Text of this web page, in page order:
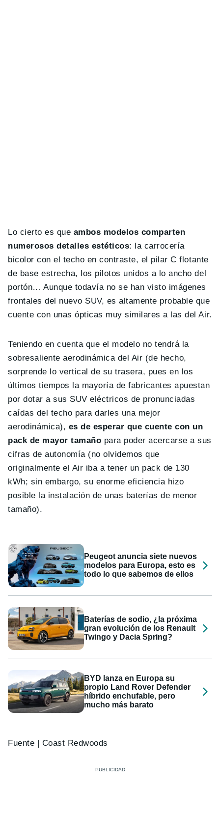
Lo cierto es que ambos modelos comparten
numerosos detalles estéticos: la carrocería
bicolor con el techo en contraste, el pilar C flotante
de base estrecha, los pilotos unidos a lo ancho del
portón… Aunque todavía no se han visto imágenes
frontales del nuevo SUV, es altamente probable que
cuente con unas ópticas muy similares a las del Air.
Teniendo en cuenta que el modelo no tendrá la
sobresaliente aerodinámica del Air (de hecho,
sorprende lo vertical de su trasera, pues en los
últimos tiempos la mayoría de fabricantes apuestan
por dotar a sus SUV eléctricos de pronunciadas
caídas del techo para darles una mejor
aerodinámica), es de esperar que cuente con un
pack de mayor tamaño para poder acercarse a sus
cifras de autonomía (no olvidemos que
originalmente el Air iba a tener un pack de 130
kWh; sin embargo, su enorme eficiencia hizo
posible la instalación de unas baterías de menor
tamaño).
Peugeot anuncia siete nuevos
modelos para Europa, esto es
todo lo que sabemos de ellos
Baterías de sodio, ¿la próxima
gran evolución de los Renault
Twingo y Dacia Spring?
BYD lanza en Europa su
propio Land Rover Defender
híbrido enchufable, pero
mucho más barato
Fuente | Coast Redwoods